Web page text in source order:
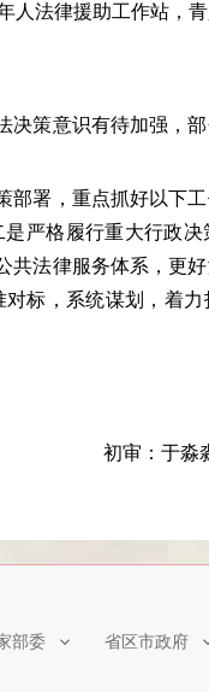
人法律援助工作站，
策意识有待加强，部
署，重点抓好以下
严格履行重大行政
法律服务体系，更
标，系统谋划，着
初审：于淼
部委 省区市政府